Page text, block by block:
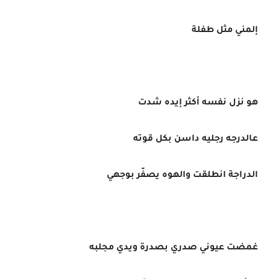
إلمني مثل طفلة
هو نزل نفسه أكثر إيده شدت
عالدرجه رجليه داسن بكل قوته
الدراجة انطلقت والهوه يصفّر بوجهي
غمضت عيوني صدري بصدرة ويدي مجلبه